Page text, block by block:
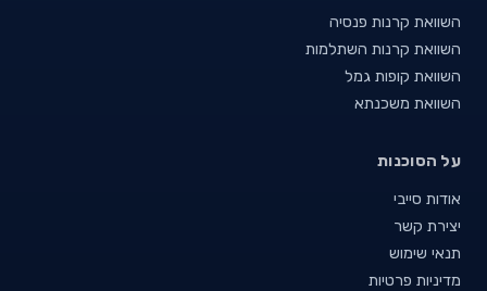
השוואת קרנות פנסיה
השוואת קרנות השתלמות
השוואת קופות גמל
השוואת משכנתא
על הסוכנות
אודות סייבי
יצירת קשר
תנאי שימוש
מדיניות פרטיות